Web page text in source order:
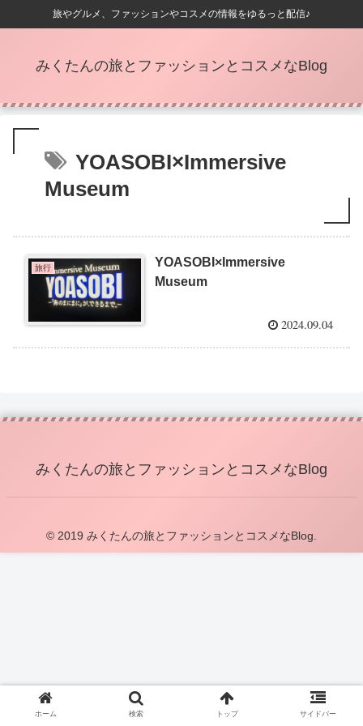
旅やグルメ、ファッションやコスメの情報をゆるっと配信♪
みくたんの旅とファッションとコスメなBlog
YOASOBI×Immersive
Museum
旅行
YOASOBI×Immersive
Museum
2024.09.04
みくたんの旅とファッションとコスメなBlog
© 2019 みくたんの旅とファッションとコスメなBlog.
ホーム 検索 トップ サイドバー